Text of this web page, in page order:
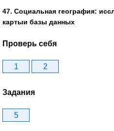
47. Социальная география:
картыи базы данных
Проверь себя
1 2
Задания
5